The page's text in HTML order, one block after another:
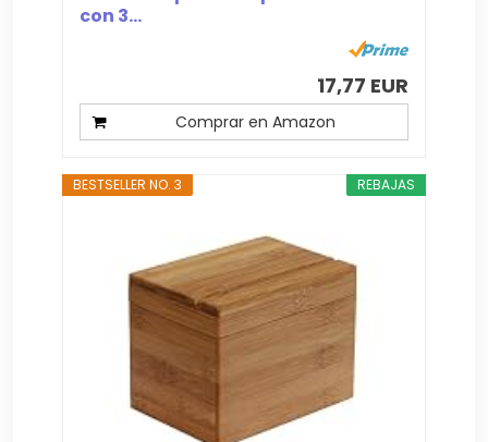
con 3...
17,77 EUR
Comprar en Amazon
REBAJAS
BESTSELLER NO. 3